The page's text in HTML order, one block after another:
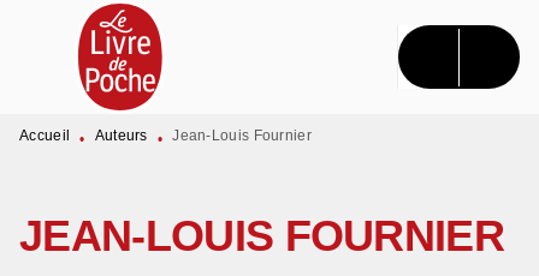
MENU RECHERCHE CONTENU
PIED DE PAGE
Accueil • Auteurs • Jean-Louis Fournier
JEAN-LOUIS FOURNIER